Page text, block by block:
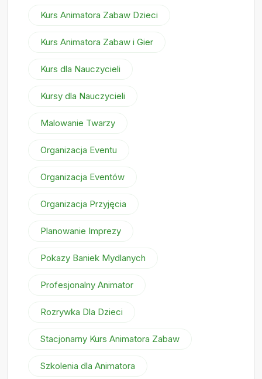
Kurs Animatora Zabaw Dzieci
Kurs Animatora Zabaw i Gier
Kurs dla Nauczycieli
Kursy dla Nauczycieli
Malowanie Twarzy
Organizacja Eventu
Organizacja Eventów
Organizacja Przyjęcia
Planowanie Imprezy
Pokazy Baniek Mydlanych
Profesjonalny Animator
Rozrywka Dla Dzieci
Stacjonarny Kurs Animatora Zabaw
Szkolenia dla Animatora